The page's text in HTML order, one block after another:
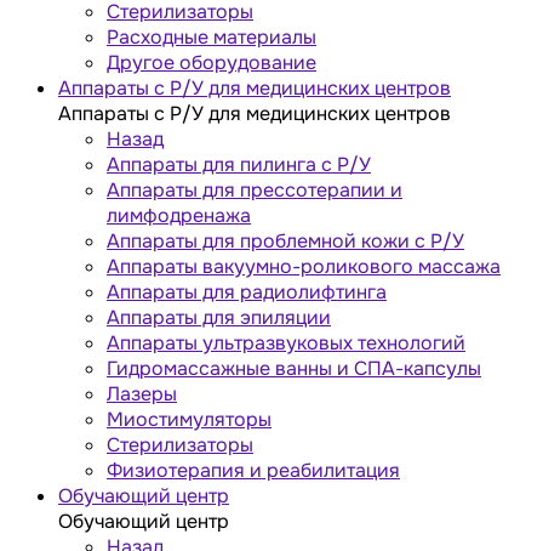
Стерилизаторы
Расходные материалы
Другое оборудование
Аппараты с Р/У для медицинских центров
Аппараты с Р/У для медицинских центров
Назад
Аппараты для пилинга с Р/У
Аппараты для прессотерапии и
лимфодренажа
Аппараты для проблемной кожи с Р/У
Аппараты вакуумно-роликового массажа
Аппараты для радиолифтинга
Аппараты для эпиляции
Аппараты ультразвуковых технологий
Гидромассажные ванны и СПА-капсулы
Лазеры
Миостимуляторы
Стерилизаторы
Физиотерапия и реабилитация
Обучающий центр
Обучающий центр